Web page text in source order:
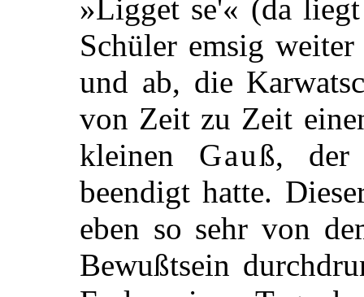
»Ligget se'« (da
Schüler emsig
und ab, die
von Zeit zu Zeit
kleinen Gauß, der
beendigt hatte.
eben so sehr von
Bewußtsein